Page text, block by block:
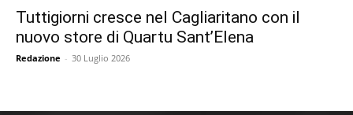
Tuttigiorni cresce nel Cagliaritano con il
nuovo store di Quartu Sant’Elena
Redazione - 30 Luglio 2026